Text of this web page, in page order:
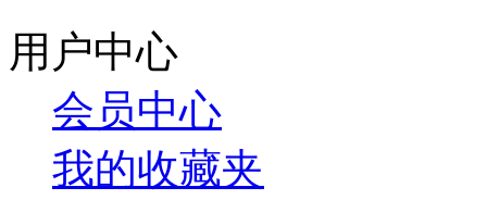
用户中心
会员中心
我的收藏夹